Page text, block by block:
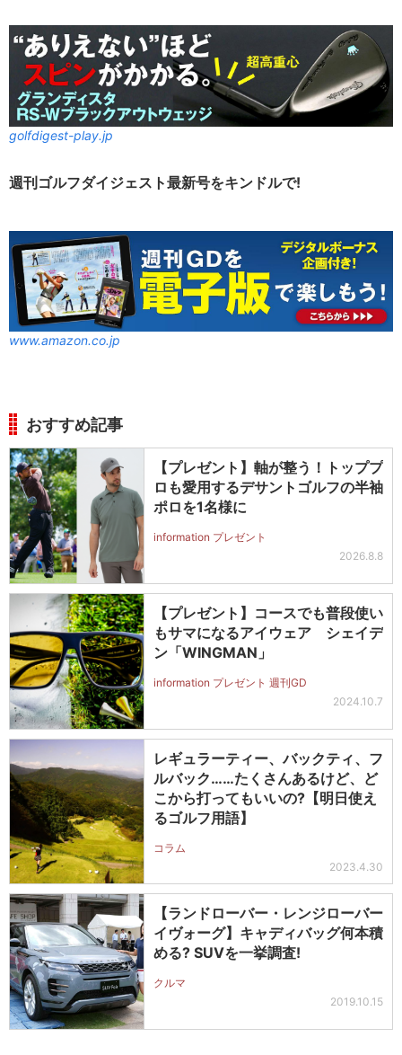
golfdigest-play.jp
週刊ゴルフダイジェスト最新号をキンドルで!
www.amazon.co.jp
おすすめ記事
【プレゼント】軸が整う！トッププ
ロも愛用するデサントゴルフの半袖
ポロを1名様に
information プレゼント
2026.8.8
【プレゼント】コースでも普段使い
もサマになるアイウェア シェイデ
ン「WINGMAN」
information プレゼント 週刊GD
2024.10.7
レギュラーティー、バックティ、フ
ルバック……たくさんあるけど、ど
こから打ってもいいの?【明日使え
るゴルフ用語】
コラム
2023.4.30
【ランドローバー・レンジローバー
イヴォーグ】キャディバッグ何本積
める? SUVを一挙調査!
クルマ
2019.10.15